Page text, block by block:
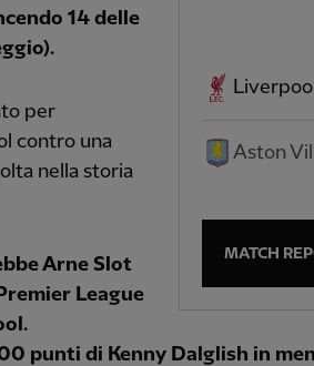
Liverpool
Aston
MATCH
14 delle
per
contro una
nella storia
Arne Slot
League
punti di Kenny Dalglish in